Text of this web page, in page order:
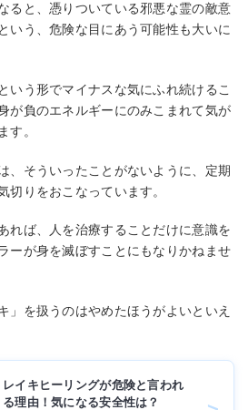
ると、憑りついている邪悪な霊の敵意
いう、危険な目にあう可能性も大いに
いう形でマイナスな気にふれ続けるこ
が負のエネルギーにのみこまれて気が
す。
、そういったことがないように、定期
切りをおこなっています。
れば、人を治療することだけに意識を
ーが身を滅ぼすことにもなりかねませ
」を扱うのはやめたほうがよいといえ
レイキヒーリングが危険と言われ
る理由！気になる安全性は？